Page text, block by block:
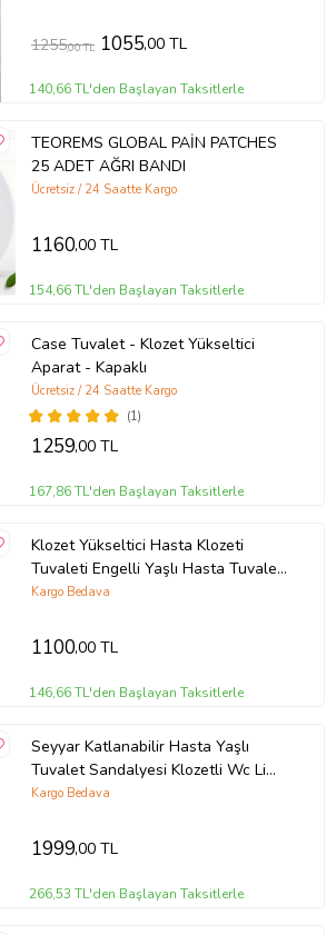
1255,00 TL 1055,00 TL
140,66 TL'den Başlayan Taksitlerle
TEOREMS GLOBAL PAİN PATCHES
25 ADET AĞRI BANDI
Ücretsiz / 24 Saatte Kargo
1160,00 TL
154,66 TL'den Başlayan Taksitlerle
Case Tuvalet - Klozet Yükseltici
Aparat - Kapaklı
(1)
Ücretsiz / 24 Saatte Kargo
1259,00 TL
167,86 TL'den Başlayan Taksitlerle
Klozet Yükseltici Hasta Klozeti
Tuvaleti Engelli Yaşlı Hasta Tuvalet
Yükseltici
Kargo Bedava
1100,00 TL
146,66 TL'den Başlayan Taksitlerle
Seyyar Katlanabilir Hasta Yaşlı
Tuvalet Sandalyesi Klozetli Wc Li
Sandalye Oturak 1478-syr
Kargo Bedava
1999,00 TL
266,53 TL'den Başlayan Taksitlerle